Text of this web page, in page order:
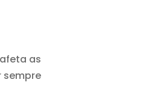
as
sempre